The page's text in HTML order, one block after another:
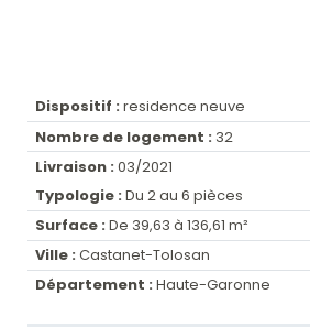
Dispositif : residence neuve
Nombre de logement : 32
Livraison : 03/2021
Typologie : Du 2 au 6 pièces
Surface : De 39,63 à 136,61 m²
Ville : Castanet-Tolosan
Département : Haute-Garonne